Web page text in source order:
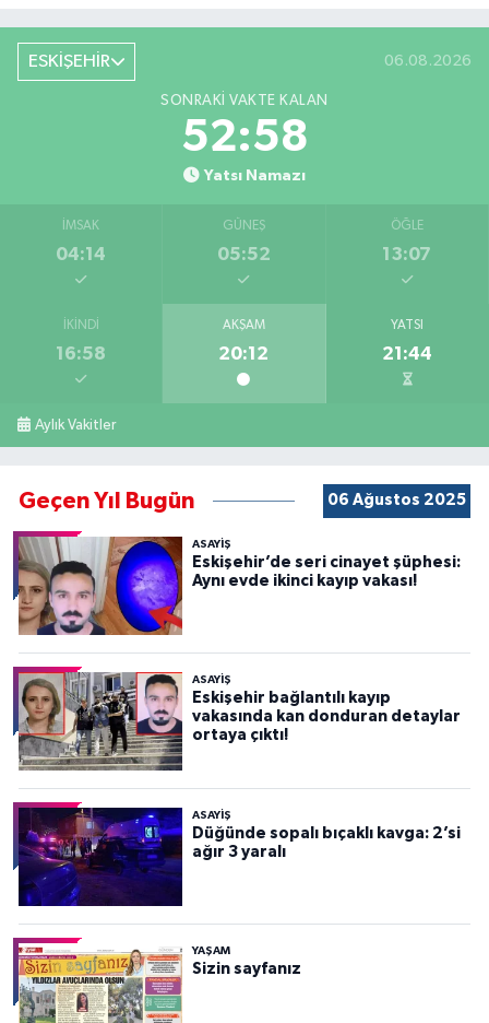
ESKİŞEHİR 06.08.2026
SONRAKI VAKTE KALAN
52:58
Yatsı Namazı
İMSAK
04:14
GÜNEŞ
05:52
ÖĞLE
13:07
İKINDI
16:58
AKŞAM
20:12
YATSI
21:44
Aylık Vakitler
Geçen Yıl Bugün 06 Ağustos 2025
ASAYİŞ
Eskişehir’de seri cinayet şüphesi:
Aynı evde ikinci kayıp vakası!
ASAYİŞ
Eskişehir bağlantılı kayıp
vakasında kan donduran detaylar
ortaya çıktı!
ASAYİŞ
Düğünde sopalı bıçaklı kavga: 2’si
ağır 3 yaralı
YAŞAM
Sizin sayfanız